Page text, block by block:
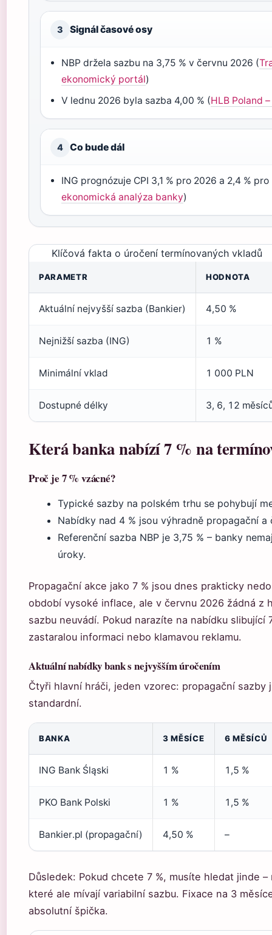
3 Signál časové osy
NBP držela sazbu na 3,75 % v červnu 2026 (
ekonomický portál)
V lednu 2026 byla sazba 4,00 % (HLB Poland
4 Co bude dál
ING prognózuje CPI 3,1 % pro 2026 a 2,4 %
ekonomická analýza banky)
Klíčová fakta o úročení termínovaných vkladů
PARAMETR HODNOTA
Aktuální nejvyšší sazba (Bankier) 4,50 %
Nejnižší sazba (ING) 1 %
Minimální vklad 1 000 PLN
Dostupné délky 3, 6, 12
Která banka nabízí 7 % na
Proč je 7 % vzácné?
Typické sazby na polském trhu se pohybují
Nabídky nad 4 % jsou výhradně propagační a
Referenční sazba NBP je 3,75 % – banky
úroky.
Propagační akce jako 7 % jsou dnes prakticky
období vysoké inflace, ale v červnu 2026 žádná z
sazbu neuvádí. Pokud narazíte na nabídku slibující
zastaralou informaci nebo klamavou reklamu.
Aktuální nabídky bank s nejvyšším úročením
Čtyři hlavní hráči, jeden vzorec: propagační sazby
standardní.
BANKA 3 MĚSÍCE 6 MĚSÍCŮ
ING Bank Śląski 1 % 1,5 %
PKO Bank Polski 1 % 1,5 %
Bankier.pl (propagační) 4,50 % –
Důsledek: Pokud chcete 7 %, musíte hledat jinde
které ale mívají variabilní sazbu. Fixace na 3
absolutní špička.